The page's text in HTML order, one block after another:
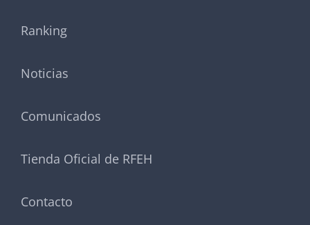
Ranking
Noticias
Comunicados
Tienda Oficial de RFEH
Contacto